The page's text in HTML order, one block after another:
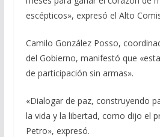
escépticos», expresó el Alto
Camilo González Posso,
del Gobierno, manifestó que
de participación sin armas».
«Dialogar de paz, construyendo
la vida y la libertad, como dijo el
Petro», expresó.